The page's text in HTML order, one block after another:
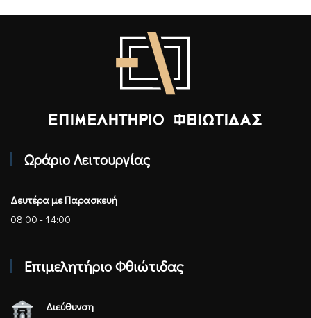
Ωράριο Λειτουργίας
Δευτέρα με Παρασκευή
08:00 - 14:00
Επιμελητήριο Φθιώτιδας
Διεύθυνση